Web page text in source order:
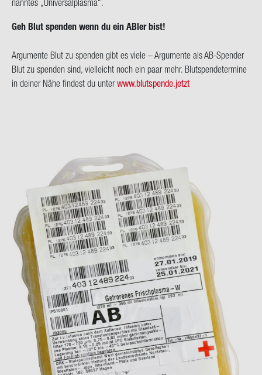
nann­tes „Uni­ver­sal­plas­ma“.
Geh Blut spen­den wenn du ein ABler bist!
Ar­gu­men­te Blut zu spen­den gibt es viele – Ar­gu­men­te als AB-​Spender
Blut zu spen­den sind, viel­leicht noch ein paar mehr. Blut­spen­de­ter­mi­ne
in dei­ner Nähe fin­dest du unterwww.blut­spen­de.jetzt